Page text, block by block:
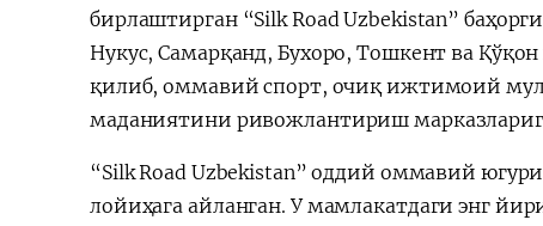
бирлаштирган “Silk Road Uzbekistan”
Нукус, Самарқанд, Бухоро, Тошкент ва
қилиб, оммавий спорт, очиқ ижтимоий
маданиятини ривожлантириш
“Silk Road Uzbekistan” оддий оммавий
лойиҳага айланган. У мамлакатдаги энг